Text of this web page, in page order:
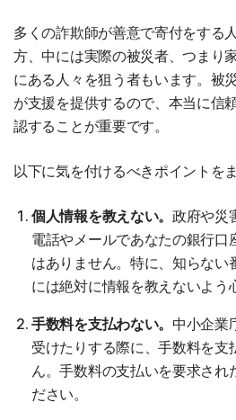
多くの詐欺師が善意で寄付をする
方、中には実際の被災者、つまり
にある人々を狙う者もいます。被
が支援を提供するので、本当に信
認することが重要です。
以下に気を付けるべきポイントを
個人情報を教えない。 政府や災
電話やメールであなたの銀行口
はありません。特に、知らない
には絶対に情報を教えないよう
手数料を支払わない。 中小企業
受けたりする際に、手数料を支
ん。手数料の支払いを要求され
ださい。